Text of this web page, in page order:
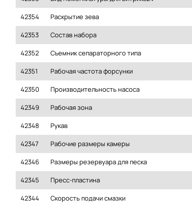
42354 Раскрытие зева
42353 Состав набора
42352 Съемник сепараторного типа
42351 Рабочая частота форсунки
42350 Производительность насоса
42349 Рабочая зона
42348 Рукав
42347 Рабочие размеры камеры
42346 Размеры резервуара для песка
42345 Пресс-пластина
42344 Скорость подачи смазки